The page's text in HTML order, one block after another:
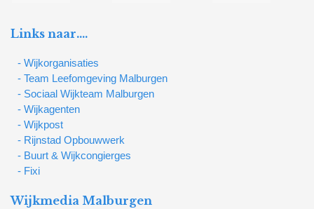
Links naar….
- Wijkorganisaties
- Team Leefomgeving Malburgen
- Sociaal Wijkteam Malburgen
- Wijkagenten
- Wijkpost
- Rijnstad Opbouwwerk
- Buurt & Wijkcongierges
- Fixi
Wijkmedia Malburgen